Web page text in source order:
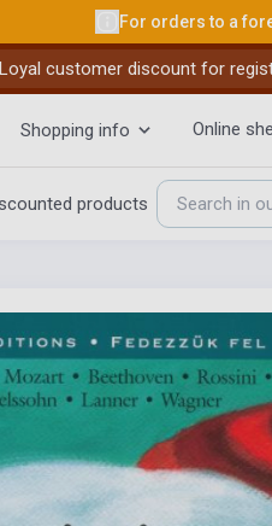
For orders to a
Loyal customer discount for
Shopping info Online
products